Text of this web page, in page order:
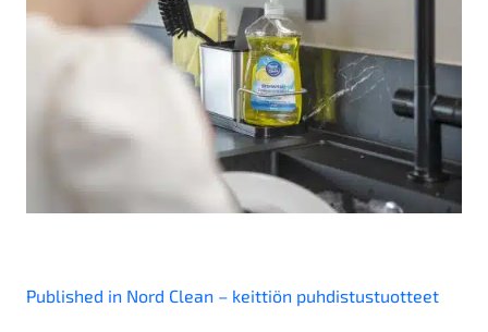
Artikkelien
selaus
Published in Nord Clean – keittiön puhdistustuotteet